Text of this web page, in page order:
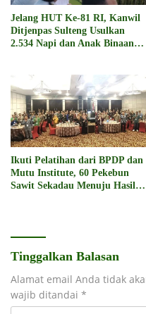
Jelang HUT Ke-81 RI, Kanwil
Ditjenpas Sulteng Usulkan
2.534 Napi dan Anak Binaan
Ikuti Pelatihan dari BPDP dan
Mutu Institute, 60 Pekebun
Sawit Sekadau Menuju Hasil
Tinggalkan Balasan
Alamat email Anda tidak
wajib ditandai *